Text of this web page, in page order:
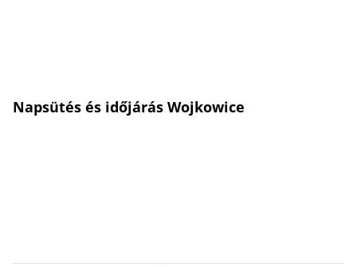
Napsütés és időjárás Wojkowice